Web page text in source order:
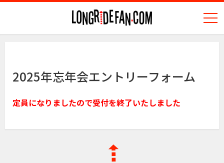
2025年忘年会エントリーフォーム
定員になりましたので受付を終了いたしました